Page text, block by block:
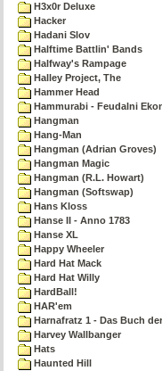
H3x0r Deluxe
Hacker
Hadani Slov
Halftime Battlin' Bands
Halfway's Rampage
Halley Project, The
Hammer Head
Hammurabi - Feudalni
Hangman
Hang-Man
Hangman (Adrian Groves)
Hangman Magic
Hangman (R.L. Howart)
Hangman (Softswap)
Hans Kloss
Hanse II - Anno 1783
Hanse XL
Happy Wheeler
Hard Hat Mack
Hard Hat Willy
HardBall!
HAR'em
Harnafratz 1 - Das Buch
Harvey Wallbanger
Hats
Haunted Hill